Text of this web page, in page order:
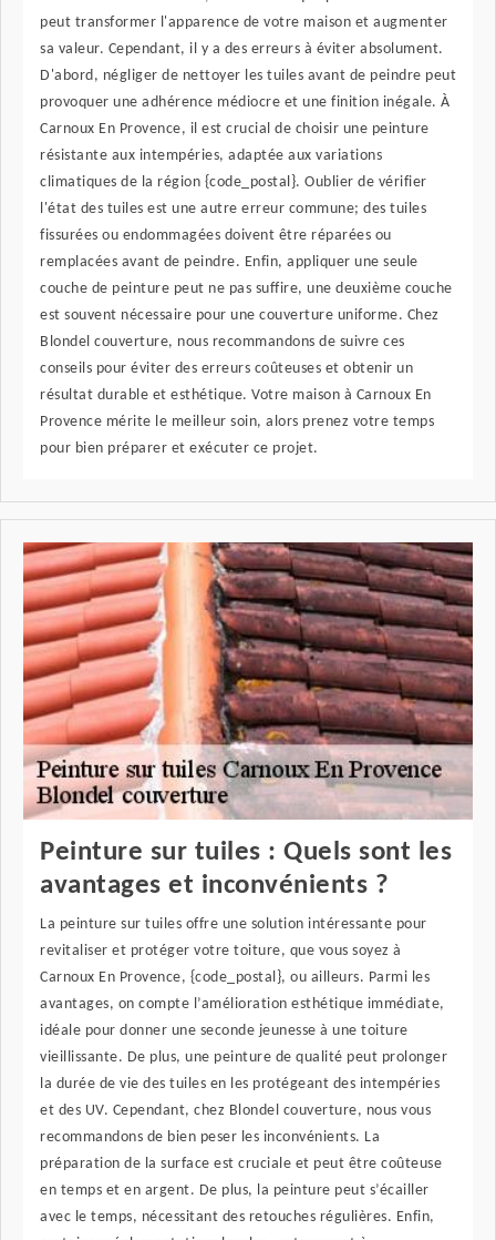
peut transformer l'apparence de votre maison et augmenter
sa valeur. Cependant, il y a des erreurs à éviter absolument.
D'abord, négliger de nettoyer les tuiles avant de peindre peut
provoquer une adhérence médiocre et une finition inégale. À
Carnoux En Provence, il est crucial de choisir une peinture
résistante aux intempéries, adaptée aux variations
climatiques de la région {code_postal}. Oublier de vérifier
l'état des tuiles est une autre erreur commune; des tuiles
fissurées ou endommagées doivent être réparées ou
remplacées avant de peindre. Enfin, appliquer une seule
couche de peinture peut ne pas suffire, une deuxième couche
est souvent nécessaire pour une couverture uniforme. Chez
Blondel couverture, nous recommandons de suivre ces
conseils pour éviter des erreurs coûteuses et obtenir un
résultat durable et esthétique. Votre maison à Carnoux En
Provence mérite le meilleur soin, alors prenez votre temps
pour bien préparer et exécuter ce projet.
Peinture sur tuiles : Quels sont les
avantages et inconvénients ?
La peinture sur tuiles offre une solution intéressante pour
revitaliser et protéger votre toiture, que vous soyez à
Carnoux En Provence, {code_postal}, ou ailleurs. Parmi les
avantages, on compte l’amélioration esthétique immédiate,
idéale pour donner une seconde jeunesse à une toiture
vieillissante. De plus, une peinture de qualité peut prolonger
la durée de vie des tuiles en les protégeant des intempéries
et des UV. Cependant, chez Blondel couverture, nous vous
recommandons de bien peser les inconvénients. La
préparation de la surface est cruciale et peut être coûteuse
en temps et en argent. De plus, la peinture peut s’écailler
avec le temps, nécessitant des retouches régulières. Enfin,